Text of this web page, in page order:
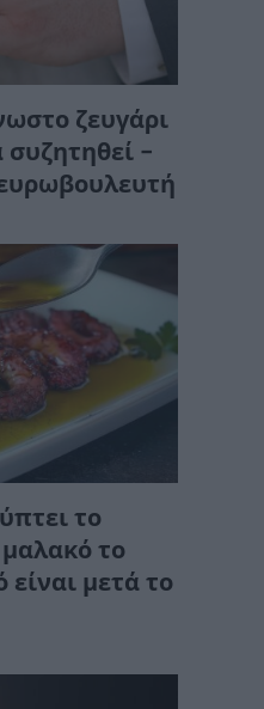
ζευγάρι
–
το
μαλακό το
είναι μετά το